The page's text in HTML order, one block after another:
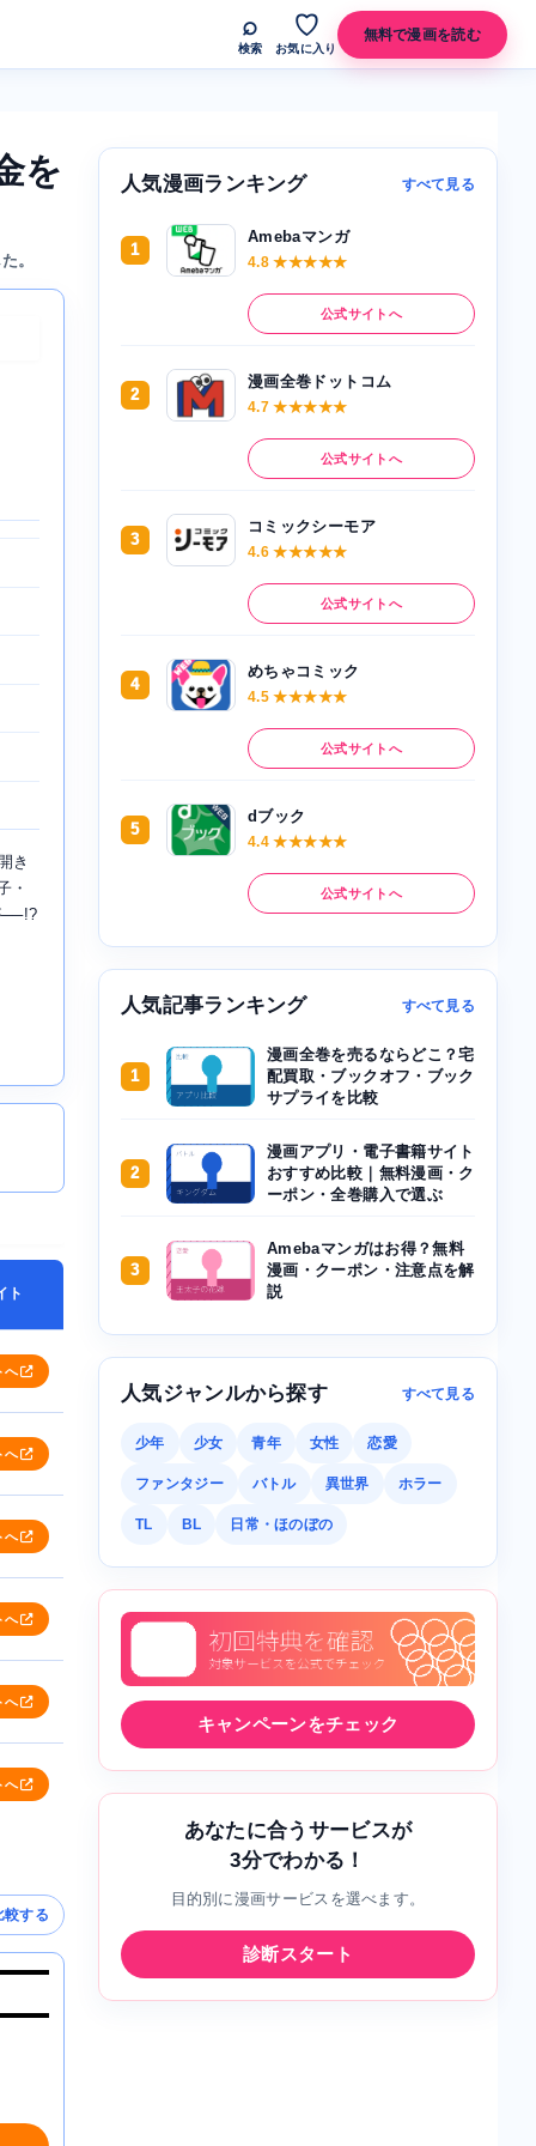
⌕
検索
♡
お気に入り
無料で漫画を読む
を
。
き
・
──!?
ト
へ
へ
へ
へ
へ
へ
較する
人気漫画ランキング すべて見る
1
Amebaマンガ
4.8 ★★★★★
公式サイトへ
2
漫画全巻ドットコム
4.7 ★★★★★
公式サイトへ
3
コミックシーモア
4.6 ★★★★★
公式サイトへ
4
めちゃコミック
4.5 ★★★★★
公式サイトへ
5
dブック
4.4 ★★★★★
公式サイトへ
人気記事ランキング すべて見る
1
漫画全巻を売るならどこ？宅
配買取・ブックオフ・ブック
サプライを比較
2
漫画アプリ・電子書籍サイト
おすすめ比較｜無料漫画・ク
ーポン・全巻購入で選ぶ
3
Amebaマンガはお得？無料
漫画・クーポン・注意点を解
説
人気ジャンルから探す すべて見る
少年 少女 青年 女性 恋愛
ファンタジー バトル 異世界 ホラー
TL BL 日常・ほのぼの
キャンペーンをチェック
あなたに合うサービスが
3分でわかる！
目的別に漫画サービスを選べます。
診断スタート